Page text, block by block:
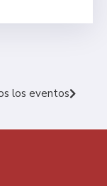
los eventos